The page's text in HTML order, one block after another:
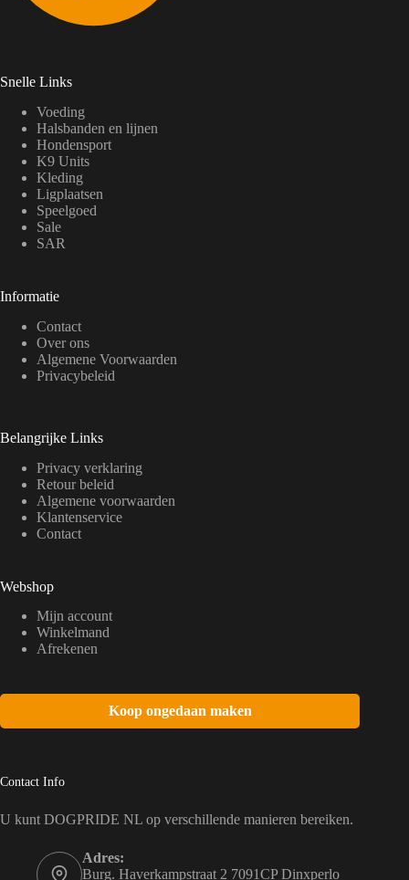
Snelle Links
Voeding
Halsbanden en lijnen
Hondensport
K9 Units
Kleding
Ligplaatsen
Speelgoed
Sale
SAR
Informatie
Contact
Over ons
Algemene Voorwaarden
Privacybeleid
Belangrijke Links
Privacy verklaring
Retour beleid
Algemene voorwaarden
Klantenservice
Contact
Webshop
Mijn account
Winkelmand
Afrekenen
Koop ongedaan maken
Contact Info
U kunt DOGPRIDE NL op verschillende manieren bereiken.
Adres:
Burg. Haverkampstraat 2 7091CP Dinxperlo